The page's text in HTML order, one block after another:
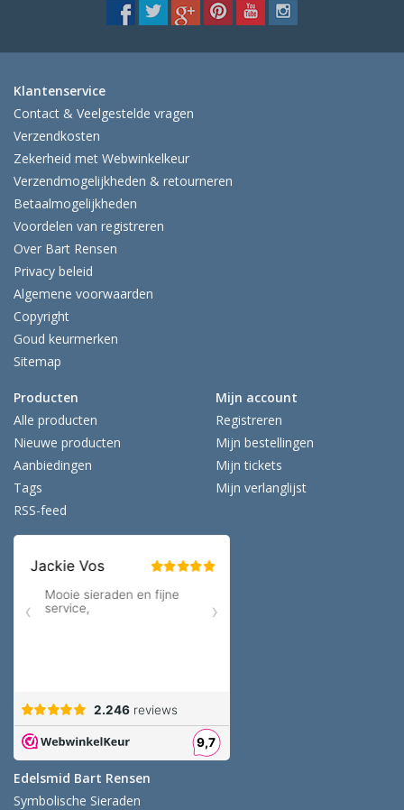
Klantenservice
Contact & Veelgestelde vragen
Verzendkosten
Zekerheid met Webwinkelkeur
Verzendmogelijkheden & retourneren
Betaalmogelijkheden
Voordelen van registreren
Over Bart Rensen
Privacy beleid
Algemene voorwaarden
Copyright
Goud keurmerken
Sitemap
Producten
Alle producten
Nieuwe producten
Aanbiedingen
Tags
RSS-feed
Mijn account
Registreren
Mijn bestellingen
Mijn tickets
Mijn verlanglijst
Edelsmid Bart Rensen
Symbolische Sieraden